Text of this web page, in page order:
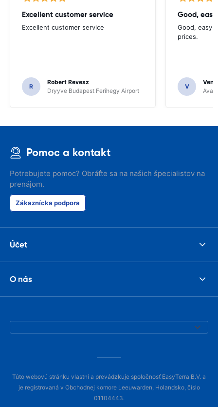
Excellent customer service
Excellent customer service
R
Robert Revesz
Dryyve Budapest Ferihegy Airport
Good,
Good, easy
prices.
V
Pomoc a kontakt
Potrebujete pomoc? Obráťte sa na našich špecialistov na
prenájom.
Zákaznícka podpora
Účet
O nás
Túto webovú stránku vlastní a prevádzkuje spoločnosť EasyTerra B.V. a
je registrovaná v Obchodnej komore Leeuwarden, Holandsko, číslo
01104443.